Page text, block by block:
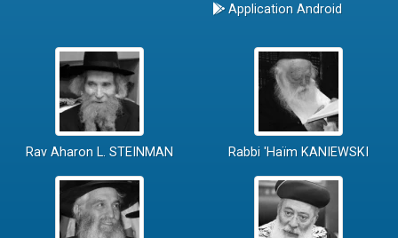
Application Android
Rav Aharon L. STEINMAN Rabbi 'Haïm KANIEWSKI